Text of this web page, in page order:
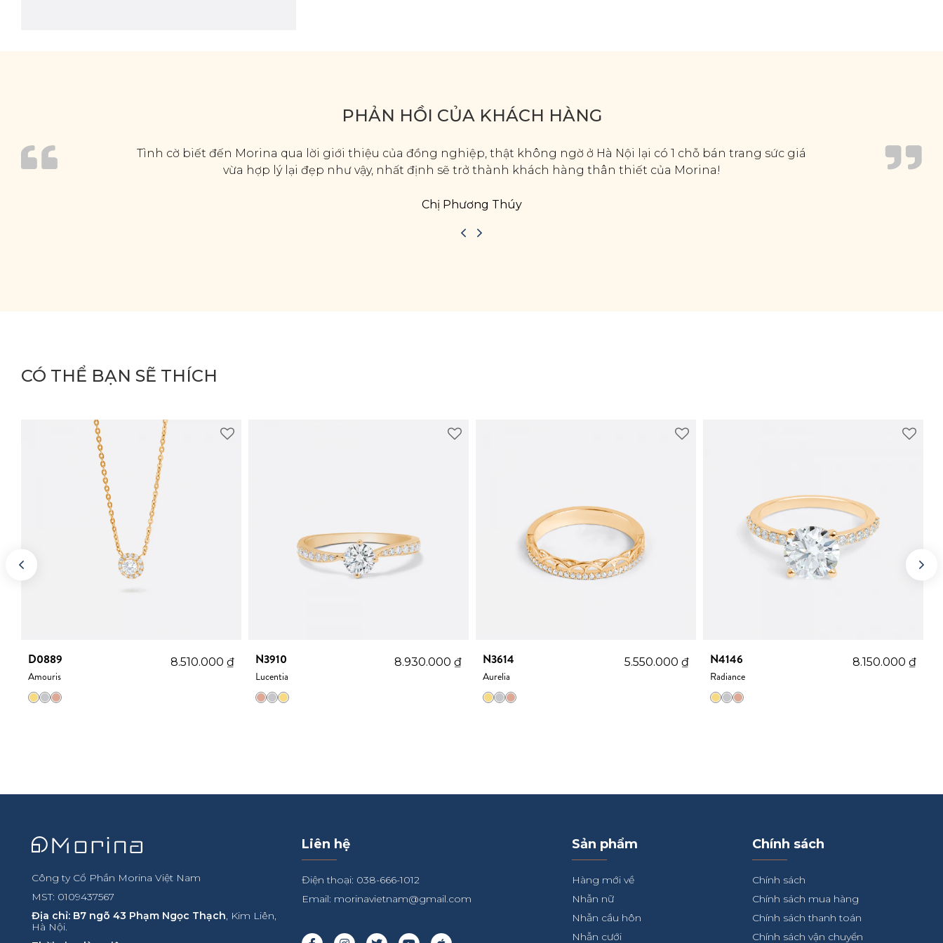
PHẢN HỒI CỦA KHÁCH HÀNG
Tình cờ biết đến Morina qua lời giới thiệu của đồng nghiệp, thật không ngờ ở Hà Nội lại có 1 chỗ bán trang sức giá
vừa hợp lý lại đẹp như vậy, nhất định sẽ trở thành khách hàng thân thiết của Morina!
Chị Phương Thúy
CÓ THỂ BẠN SẼ THÍCH
D0889
Amouris
8.510.000 ₫ N3910
Lucentia
8.930.000 ₫ N3614
Aurelia
5.550.000 ₫ N4146
Radiance
8.150.000 ₫
Công ty Cổ Phần Morina Việt Nam
MST: 0109437567
Địa chỉ: B7 ngõ 43 Phạm Ngọc Thạch, Kim Liên,
Hà Nội.
Liên hệ
Điện thoại: 038-666-1012
Email: morinavietnam@gmail.com
Sản phẩm
Hàng mới về
Nhẫn nữ
Nhẫn cầu hôn
Nhẫn cưới
Chính sách
Chính sách
Chính sách mua hàng
Chính sách thanh toán
Chính sách vận chuyển